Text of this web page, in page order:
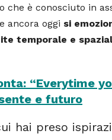
che è conosciuto in
ancora oggi si
temporale e
“Everytime
e futuro
hai preso